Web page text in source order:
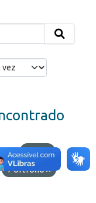
RDE
Portfólio